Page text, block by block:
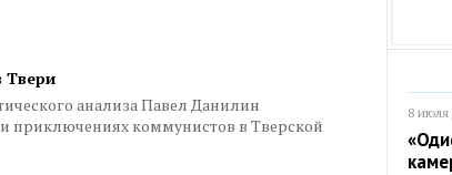
Твери
анализа Павел Данилин
приключениях коммунистов в Тверской
8 июля